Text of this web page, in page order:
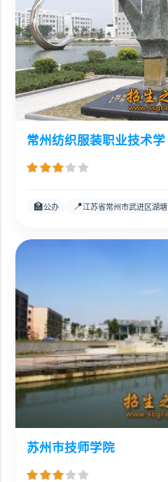
常州纺织服装职业技术学
🏫公办 📍江苏省常州市武进区湖塘
苏州市技师学院